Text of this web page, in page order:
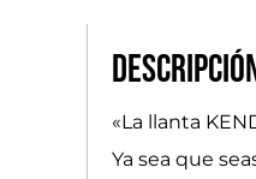
«La llanta
Ya sea que